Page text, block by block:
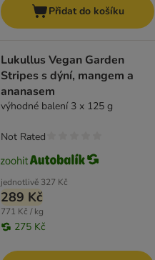
Přidat do košíku
Lukullus Vegan Garden
Stripes s dýní, mangem a
ananasem
výhodné balení 3 x 125 g
jednotlivě 327 Kč
289 Kč
771 Kč / kg
275 Kč
Not Rated